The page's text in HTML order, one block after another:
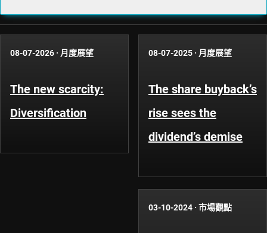
08-07-2026 · 月度展望
The new scarcity:
Diversification
08-07-2025 · 月度展望
The share buyback’s
rise sees the
dividend’s demise
03-10-2024 · 市場觀點